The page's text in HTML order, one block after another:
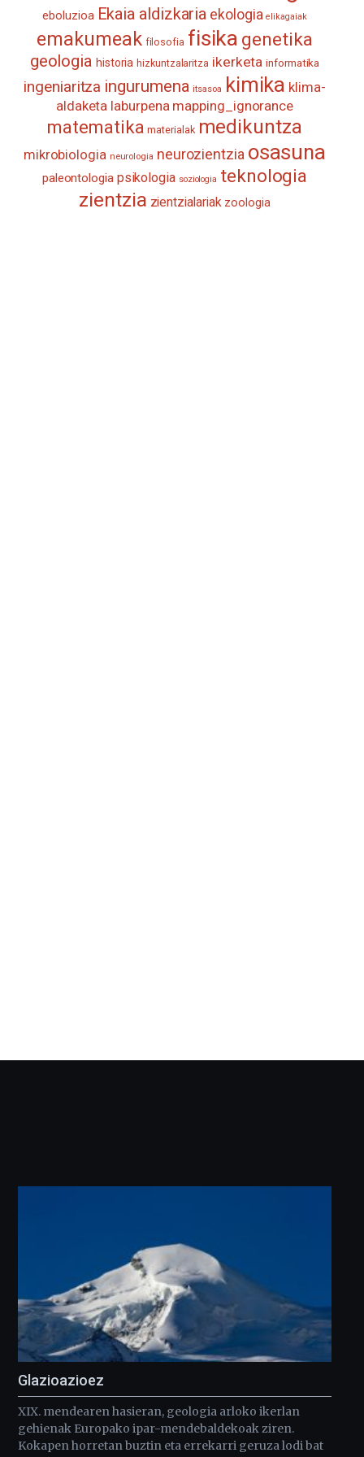
eboluzioa Ekaia aldizkaria ekologia elikagaiak
emakumeak filosofia fisika genetika
geologia historia hizkuntzalaritza ikerketa informatika
ingeniaritza ingurumena itsasoa kimika klima-
aldaketa laburpena mapping_ignorance
matematika materialak medikuntza
mikrobiologia neurologia neurozientzia osasuna
paleontologia psikologia soziologia teknologia
zientzia zientzialariak zoologia
Glazioazioez
XIX. mendearen hasieran, geologia arloko ikerlan
gehienak Europako ipar-mendebaldekoak ziren.
Kokapen horretan buztin eta errekarri geruza lodi bat